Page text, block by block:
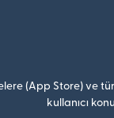
(App Store) ve
kullanıcı